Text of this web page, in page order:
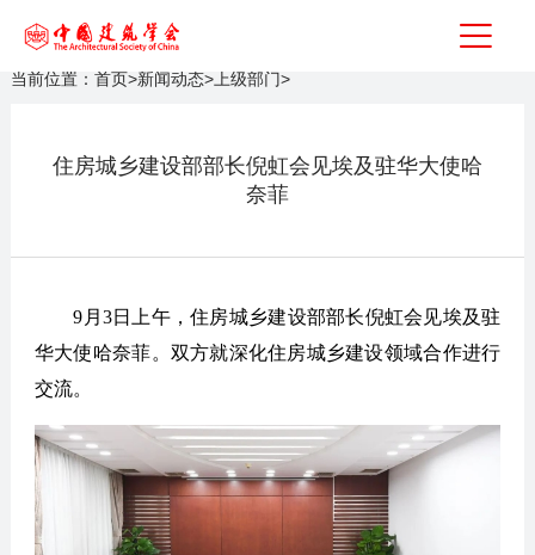
当前位置： 首页>新闻动态>上级部门>
住房城乡建设部部长倪虹会见埃及驻华大使哈
奈菲
9月3日上午，住房城乡建设部部长倪虹会见埃及驻
华大使哈奈菲。双方就深化住房城乡建设领域合作进行
交流。